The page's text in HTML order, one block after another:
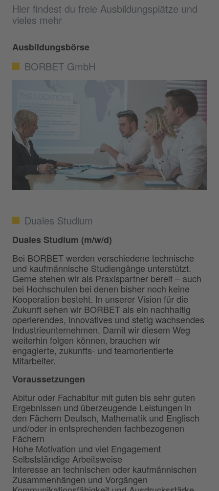
Hier findest du freie Ausbildungsplätze und
vieles mehr
Ausbildungsbörse
BORBET GmbH
Duales Studium
Duales Studium (m/w/d)
Bei BORBET werden verschiedene technische
und kaufmännische Studiengänge unterstützt.
Gerne stehen wir als Praxispartner bereit – auch
bei Hochschulen bei denen bisher noch keine
Kooperation besteht. In unserer Vision für die
Zukunft sehen wir BORBET als ein nachhaltig
operierendes, innovatives und stetig wachsendes
Industrieunternehmen. Damit wir diesem Weg
weiterhin folgen können, brauchen wir
engagierte, zukunfts- und teamorientierte
Mitarbeiter.
Voraussetzungen
Abitur oder Fachabitur mit guten bis sehr guten
Ergebnissen und überzeugende Leistungen in
den Fächern Deutsch, Mathematik und Englisch
und/oder in entsprechenden fachbezogenen
Fächern
Hohe Motivation und viel Engagement
Selbstständige Arbeitsweise
Interesse an technischen oder kaufmännischen
Zusammenhängen und Vorgängen